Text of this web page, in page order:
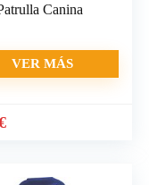
Canina
VER MÁS